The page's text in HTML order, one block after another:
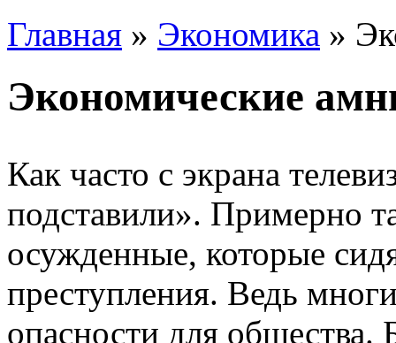
Главная » Экономика »
Экономические
Как часто с экрана
подставили». Примерно
осужденные, которые
преступления. Ведь
опасности для